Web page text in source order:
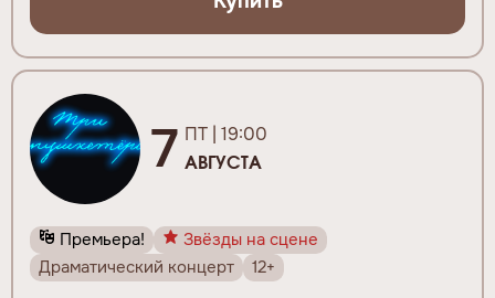
7 ПТ | 19:00
АВГУСТА
Премьера!
Звёзды на сцене
Драматический концерт
12+